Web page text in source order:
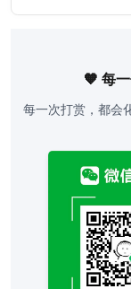
🧡 每
每一次打赏，都会